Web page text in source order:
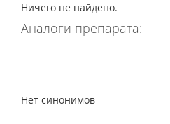
Ничего не найдено.
Аналоги препарата:
Нет синонимов